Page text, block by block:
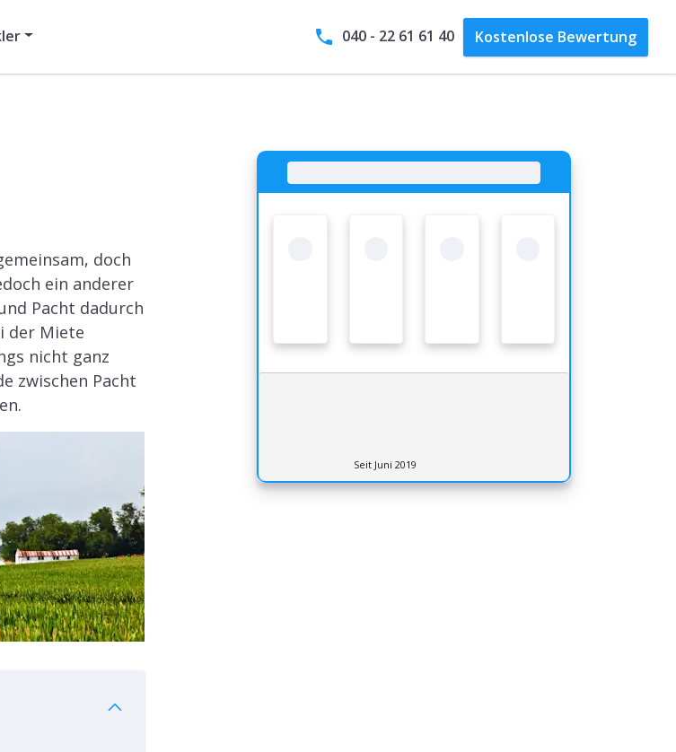
040 - 22 61 61 40 Kostenlose Bewertung
doch
ein anderer
Pacht dadurch
der Miete
nicht ganz
zwischen Pacht
Seit Juni 2019